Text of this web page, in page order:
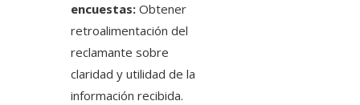
encuestas: Obtener
retroalimentación del
reclamante sobre
claridad y utilidad de la
información recibida.